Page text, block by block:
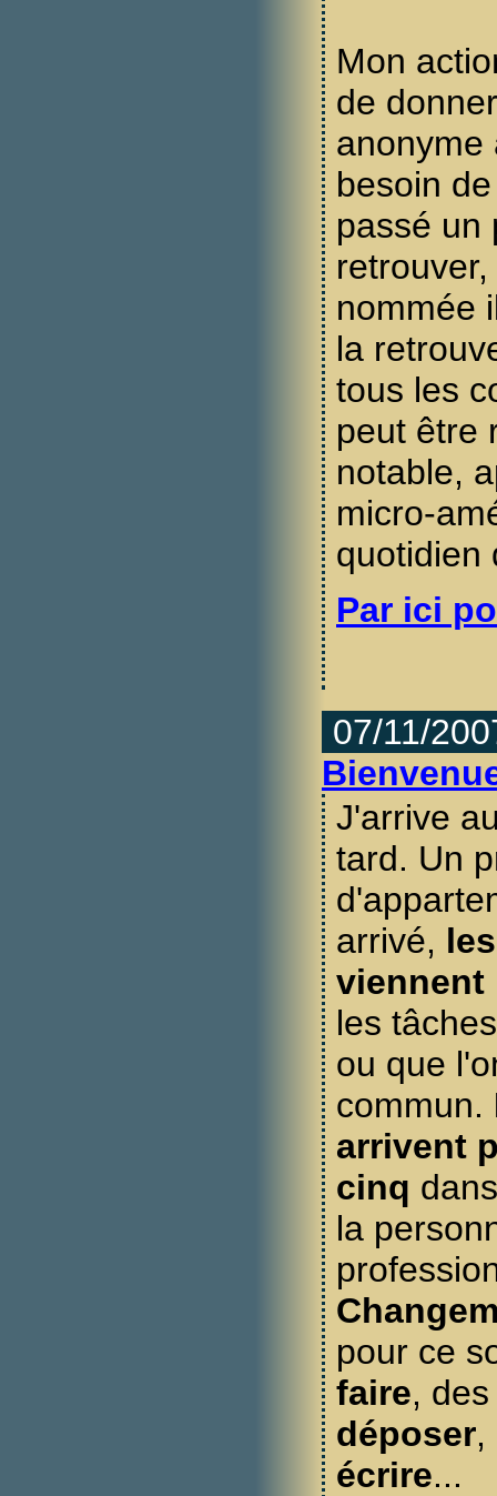
Mon
de
anonyme
besoin
passé un
nommée
la
tous les
peut être
notable,
micro-
quotidien
Par ici
07/11/
J'arrive
tard. Un
arrivé,
viennent
les
ou que
commun.
arrivent
cinq
la
pour ce
faire,
déposer,
écrire...